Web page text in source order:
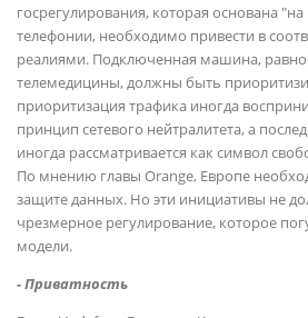
госрегулирования, которая основана
телефонии, необходимо привести в
реалиями. Подключенная машина, равно
телемедицины, должны быть
приоритизация трафика иногда
принцип сетевого нейтралитета, а
иногда рассматривается как символ
По мнению главы Orange, Европе
защите данных. Но эти инициативы не
чрезмерное регулирование, которое
модели.
- Приватность